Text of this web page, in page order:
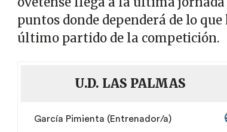
puntos donde dependerá de lo
último partido de la competición.
U.D. LAS PALMAS
García Pimienta (Entrenador/a)